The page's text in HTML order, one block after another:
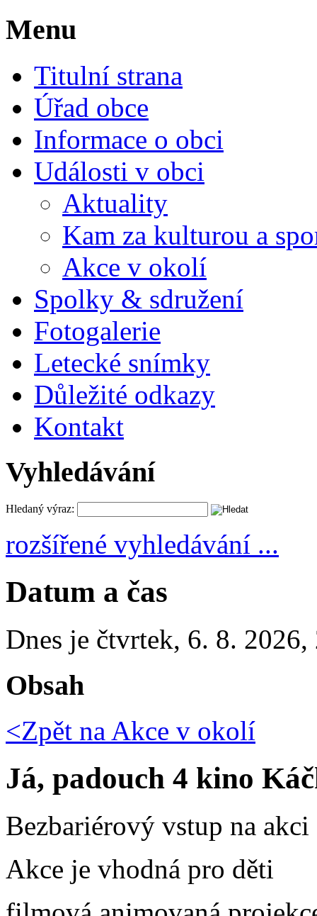
Menu
Titulní strana
Úřad obce
Informace o obci
Události v obci
Aktuality
Kam za kulturou a
Akce v okolí
Spolky & sdružení
Fotogalerie
Letecké snímky
Důležité odkazy
Kontakt
Vyhledávání
Hledaný výraz:
rozšířené vyhledávání ...
Datum a čas
Dnes je čtvrtek, 6. 8. 2026,
Obsah
<Zpět na Akce v okolí
Já, padouch 4 kino
Bezbariérový vstup na akci
Akce je vhodná pro děti